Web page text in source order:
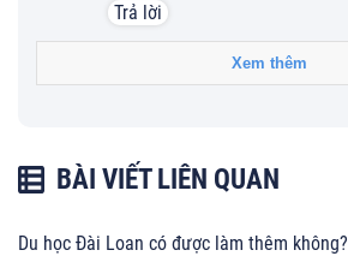
Trả lời
Xem thêm
BÀI VIẾT LIÊN QUAN
Du học Đài Loan có được làm thêm không?